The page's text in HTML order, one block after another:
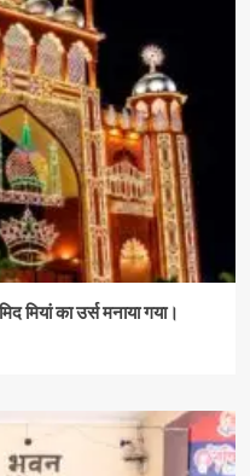
मियां का उर्स मनाया गया।